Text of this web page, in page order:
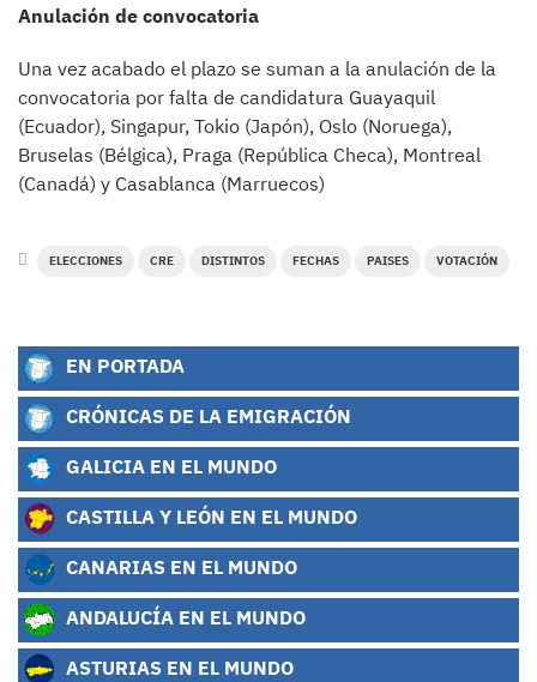
Anulación de convocatoria
Una vez acabado el plazo se suman a la anulación de la
convocatoria por falta de candidatura Guayaquil
(Ecuador), Singapur, Tokio (Japón), Oslo (Noruega),
Bruselas (Bélgica), Praga (República Checa), Montreal
(Canadá) y Casablanca (Marruecos)
ELECCIONES CRE DISTINTOS FECHAS PAISES VOTACIÓN
EN PORTADA
CRÓNICAS DE LA EMIGRACIÓN
GALICIA EN EL MUNDO
CASTILLA Y LEÓN EN EL MUNDO
CANARIAS EN EL MUNDO
ANDALUCÍA EN EL MUNDO
ASTURIAS EN EL MUNDO